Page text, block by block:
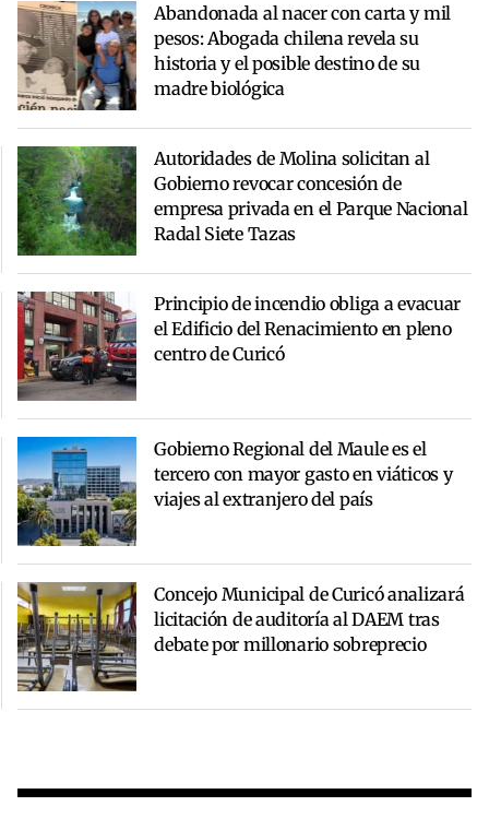
Abandonada al nacer con carta y mil
pesos: Abogada chilena revela su
historia y el posible destino de su
madre biológica
Autoridades de Molina solicitan al
Gobierno revocar concesión de
empresa privada en el Parque Nacional
Radal Siete Tazas
Principio de incendio obliga a evacuar
el Edificio del Renacimiento en pleno
centro de Curicó
Gobierno Regional del Maule es el
tercero con mayor gasto en viáticos y
viajes al extranjero del país
Concejo Municipal de Curicó analizará
licitación de auditoría al DAEM tras
debate por millonario sobreprecio